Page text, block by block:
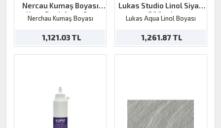
Nercau Kumaş Boyası
Koyu Renk Aqua Set
6x59ml
Nerchau Kumaş Boyası
1,121.03 TL
Lukas Studio Linol Siyah
200 ml
Lukas Aqua Linol Boyası
1,261.87 TL